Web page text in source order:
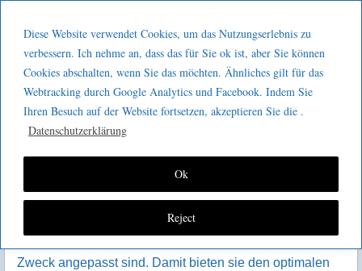
Diese Website verwendet Cookies, um das Nutzungserlebnis zu
verbessern. Ich nehme an, dass das für Sie ok ist, aber Sie können
Cookies abschalten, wenn Sie das möchten. Ähnliches gilt für das
Webtracking durch Google Analytics und Facebook. Indem Sie
Ihren Besuch auf der Website fortsetzen, akzeptieren Sie die .
Datenschutzerklärung
Reject
Ok
GeeMco :
Götz Müller
Consulting
Kaizen2go Aufschlüsselung
Arbeitsplatz- und Tätigkeitsbeschreibungen haben
unterschiedliche Zielrichtungen und Zielgruppen. Bei der
Zweck angepasst sind. Damit bieten sie den optimalen